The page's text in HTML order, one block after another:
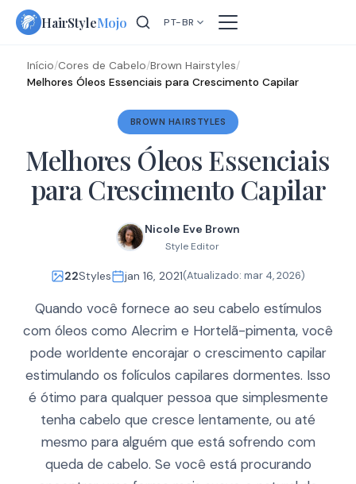
Skip
HairStyleMojo PT-BR
Início/Cores de Cabelo/Brown Hairstyles/
Melhores Óleos Essenciais para Crescimento Capilar
BROWN HAIRSTYLES
Melhores Óleos Essenciais
para Crescimento Capilar
Nicole Eve Brown
Style Editor
22Styles jan 16, 2021(Atualizado: mar 4, 2026)
Quando você fornece ao seu cabelo estímulos
com óleos como Alecrim e Hortelã-pimenta, você
pode worldente encorajar o crescimento capilar
estimulando os folículos capilares dormentes. Isso
é ótimo para qualquer pessoa que simplesmente
tenha cabelo que cresce lentamente, ou até
mesmo para alguém que está sofrendo com
queda de cabelo. Se você está procurando